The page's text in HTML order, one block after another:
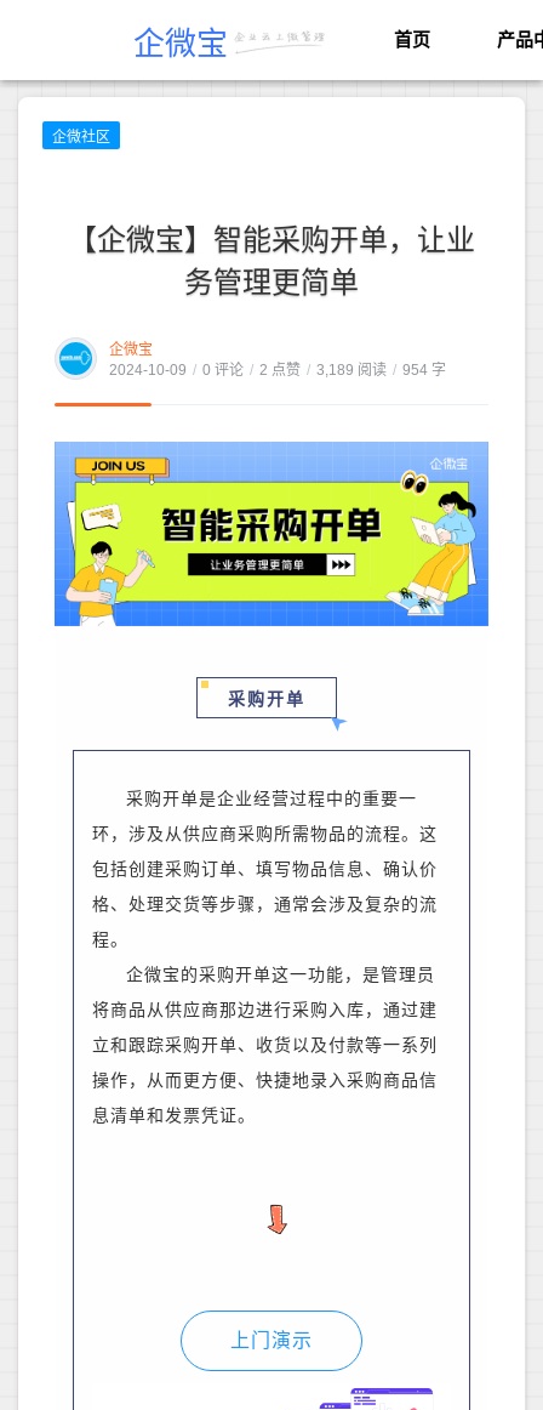
企微宝 首页 产品
企微社区
【企微宝】智能采购开单，让业
务管理更简单
企微宝
2024-10-09 / 0 评论 / 2 点赞 / 3,189 阅读 / 954 字
​采购开单
采购开单是企业经营过程中 的重要一
环，涉及从供应商采购所需物品的流程。这
包括创建采购订单、填写物品信息、确认价
格、处理交货等步骤，通常会涉及复杂的流
程。
企微宝 的采购开单这一功能，是管理员
将商品从供应商那边进行采购入库，通过建
立和跟踪采购开单、收货以及付款等一系列
操作，从而更方便、快捷地录入采购商品信
息清单和发票凭证。
上门演示